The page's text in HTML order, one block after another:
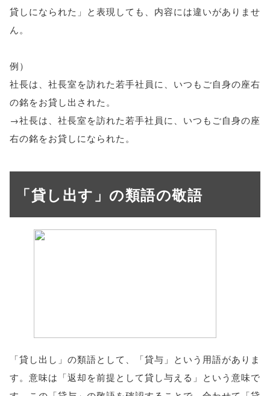
貸しになられた」と表現しても、内容には違いがありませ
ん。
例）
社長は、社長室を訪れた若手社員に、いつもご自身の座右
の銘をお貸し出された。
→社長は、社長室を訪れた若手社員に、いつもご自身の座
右の銘をお貸しになられた。
「貸し出す」の類語の敬語
「貸し出し」の類語として、「貸与」という用語がありま
す。意味は「返却を前提として貸し与える」という意味で